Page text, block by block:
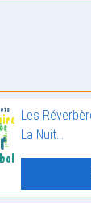
Les
La Nuit…